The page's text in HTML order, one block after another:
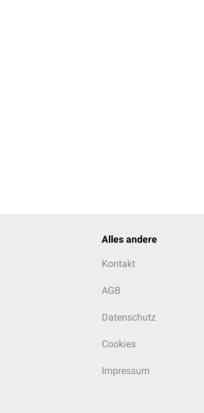
Alles andere
Kontakt
AGB
Datenschutz
Cookies
Impressum